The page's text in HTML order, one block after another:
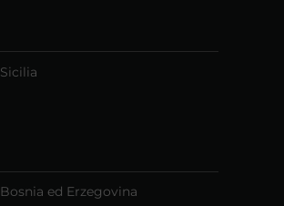
Sicilia
Bosnia ed Erzegovina